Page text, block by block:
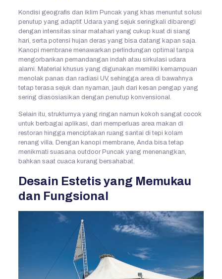
Kondisi geografis dan iklim Puncak yang khas menuntut solusi
penutup yang adaptif. Udara yang sejuk seringkali dibarengi
dengan intensitas sinar matahari yang cukup kuat di siang
hari, serta potensi hujan deras yang bisa datang kapan saja.
Kanopi membrane menawarkan perlindungan optimal tanpa
mengorbankan pemandangan indah atau sirkulasi udara
alami. Material khusus yang digunakan memiliki kemampuan
menolak panas dan radiasi UV, sehingga area di bawahnya
tetap terasa sejuk dan nyaman, jauh dari kesan pengap yang
sering diasosiasikan dengan penutup konvensional.
Selain itu, strukturnya yang ringan namun kokoh sangat cocok
untuk berbagai aplikasi, dari memperluas area makan di
restoran hingga menciptakan ruang santai di tepi kolam
renang villa. Dengan kanopi membrane, Anda bisa tetap
menikmati suasana outdoor Puncak yang menenangkan,
bahkan saat cuaca kurang bersahabat.
Desain Estetis yang Memukau
dan Fungsional